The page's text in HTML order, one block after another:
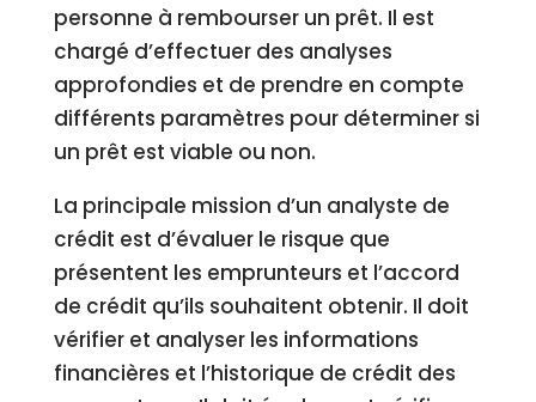
personne à rembourser un prêt. Il est
chargé d’effectuer des analyses
approfondies et de prendre en compte
différents paramètres pour déterminer si
un prêt est viable ou non.
La principale mission d’un analyste de
crédit est d’évaluer le risque que
présentent les emprunteurs et l’accord
de crédit qu’ils souhaitent obtenir. Il doit
vérifier et analyser les informations
financières et l’historique de crédit des